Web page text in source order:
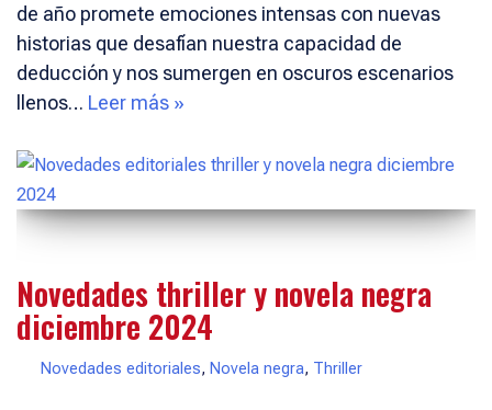
de año promete emociones intensas con nuevas
historias que desafían nuestra capacidad de
deducción y nos sumergen en oscuros escenarios
llenos… Leer más »
Novedades thriller y novela negra
diciembre 2024
Novedades editoriales, Novela negra, Thriller